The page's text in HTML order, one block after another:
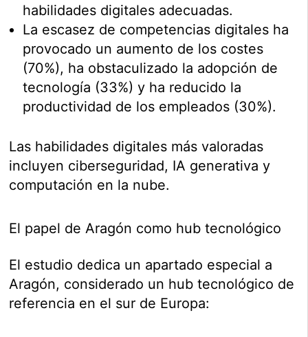
habilidades digitales adecuadas.
La escasez de competencias digitales ha
provocado un aumento de los costes
(70%), ha obstaculizado la adopción de
tecnología (33%) y ha reducido la
productividad de los empleados (30%).
Las habilidades digitales más valoradas
incluyen ciberseguridad, IA generativa y
computación en la nube.
El papel de Aragón como hub tecnológico
El estudio dedica un apartado especial a
Aragón, considerado un hub tecnológico de
referencia en el sur de Europa: